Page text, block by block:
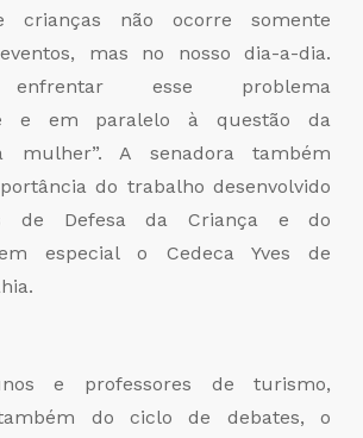
crianças não ocorre somente
mas no nosso dia-a-dia.
enfrentar esse problema
e em paralelo à questão da
mulher”. A senadora também
do trabalho desenvolvido
de Defesa da Criança e do
especial o Cedeca Yves de
e professores de turismo,
do ciclo de debates, o